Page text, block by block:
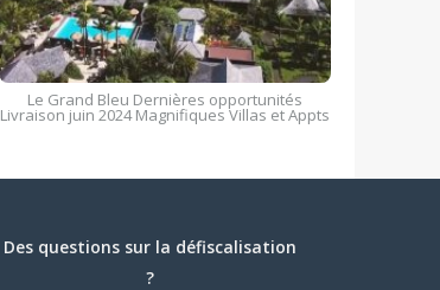
Le Grand Bleu Dernières opportunités
Livraison juin 2024 Magnifiques Villas et Appts
Des questions sur la défiscalisation
?